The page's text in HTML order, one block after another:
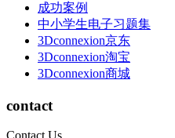
成功案例
中小学生电子习题集
3Dconnexion京东
3Dconnexion淘宝
3Dconnexion商城
contact